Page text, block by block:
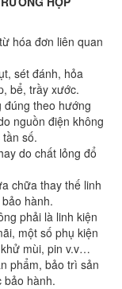
hóa đơn liên quan
sét đánh, hỏa
bể, trầy xước.
theo hướng
nguồn điện không
số.
do chất lỏng đổ
chữa thay thế linh
hành.
phải là linh kiện
một số phụ kiện
mùi, pin v.v…
phẩm, bảo trì sản
bảo hành.